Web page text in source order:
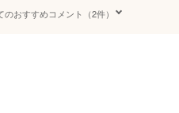
のおすすめコメント（2件）